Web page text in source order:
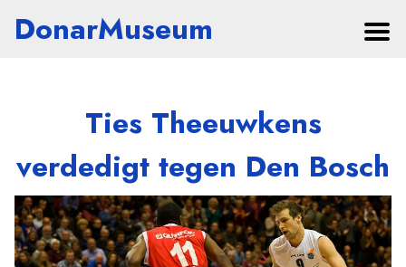
DonarMuseum
Ties Theeuwkens
verdedigt tegen Den Bosch